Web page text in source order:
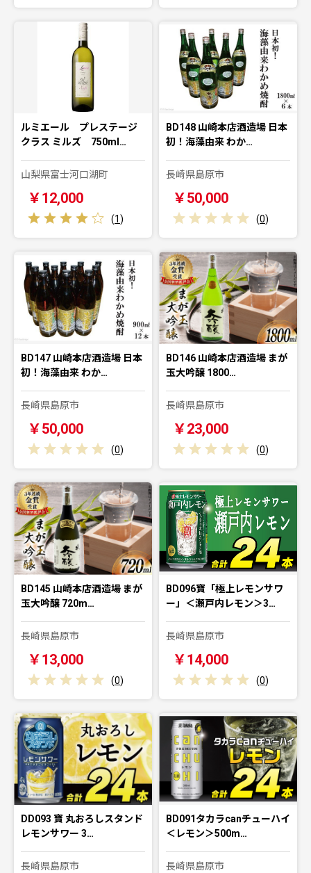
ルミエール プレステージ
クラス ミルズ 750ml…
山梨県富士河口湖町
￥12,000
(1)
BD148 山崎本店酒造場 日本
初！海藻由来 わか…
長崎県島原市
￥50,000
(0)
BD147 山崎本店酒造場 日本
初！海藻由来 わか…
長崎県島原市
￥50,000
(0)
BD146 山崎本店酒造場 まが
玉大吟醸 1800…
長崎県島原市
￥23,000
(0)
BD145 山崎本店酒造場 まが
玉大吟醸 720m…
長崎県島原市
￥13,000
(0)
BD096寶「極上レモンサワ
ー」＜瀬戸内レモン＞3…
長崎県島原市
￥14,000
(0)
DD093 寶 丸おろしスタンド
レモンサワー 3…
長崎県島原市
BD091タカラcanチューハイ
＜レモン＞500m…
長崎県島原市